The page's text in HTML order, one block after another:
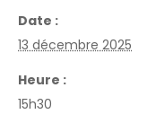
Date :
13 décembre 2025
Heure :
15h30